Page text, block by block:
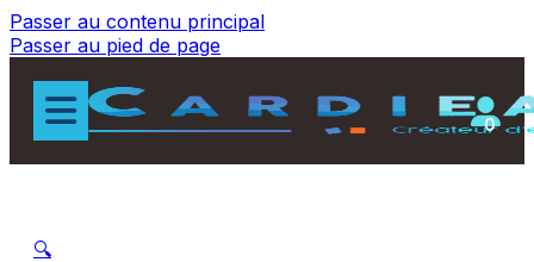
Passer au contenu principal
Passer au pied de page
0
🔍